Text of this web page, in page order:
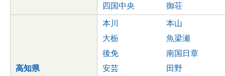
四国中央
御荘
高知県
本川
本山
大栃
魚梁瀬
後免
南国日章
安芸
田野